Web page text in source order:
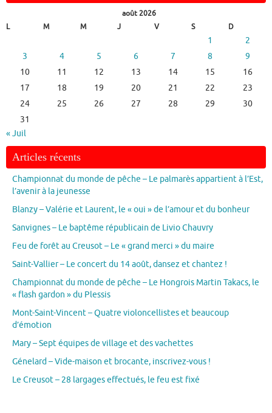
août 2026
L
M M J V S D
1
2
3
4 5 6 7 8
9
10
11 12 13 14 15
16
17
18 19 20 21 22
23
24
25 26 27 28 29
30
31
« Juil
Articles récents
Championnat du monde de pêche – Le palmarès appartient à l’Est,
l’avenir à la jeunesse
Blanzy – Valérie et Laurent, le « oui » de l’amour et du bonheur
Sanvignes – Le baptême républicain de Livio Chauvry
Feu de forêt au Creusot – Le « grand merci » du maire
Saint-Vallier – Le concert du 14 août, dansez et chantez !
Championnat du monde de pêche – Le Hongrois Martin Takacs, le
« flash gardon » du Plessis
Mont-Saint-Vincent – Quatre violoncellistes et beaucoup
d’émotion
Mary – Sept équipes de village et des vachettes
Génelard – Vide-maison et brocante, inscrivez-vous !
Le Creusot – 28 largages effectués, le feu est fixé